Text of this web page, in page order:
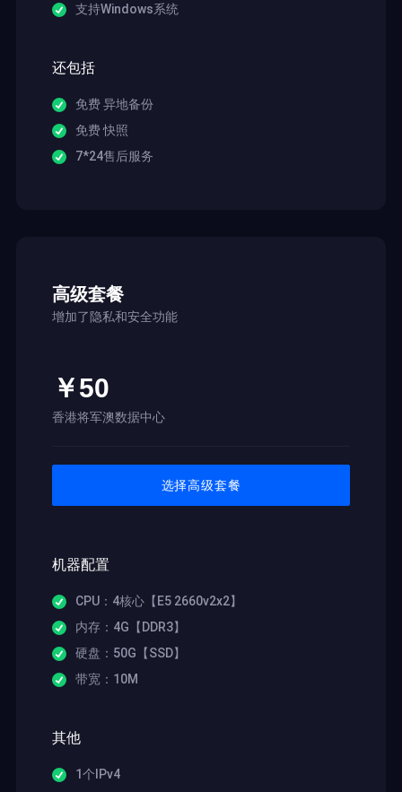
支持Windows系统
还包括
免费 异地备份
免费 快照
7*24售后服务
高级套餐
增加了隐私和安全功能
￥50
香港将军澳数据中心
选择高级套餐
机器配置
CPU：4核心【E5 2660v2x2】
内存：4G【DDR3】
硬盘：50G【SSD】
带宽：10M
其他
1个IPv4